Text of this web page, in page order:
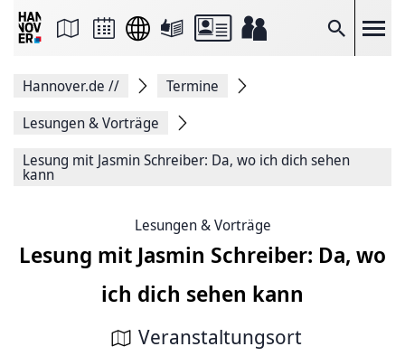
Suche
Seite
Facebook
teilen
Seitenlink
Kopieren
Hannover.de //
Termine
Lesungen & Vorträge
Lesung mit Jasmin Schreiber: Da, wo ich dich sehen
kann
Lesungen & Vorträge
Lesung mit Jasmin Schreiber: Da, wo
ich dich sehen kann
Veranstaltungsort